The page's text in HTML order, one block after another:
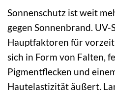
Sonnenschutz ist weit
gegen Sonnenbrand.
Hauptfaktoren für
sich in Form von Falten,
Pigmentflecken und
Hautelastizität äußert.